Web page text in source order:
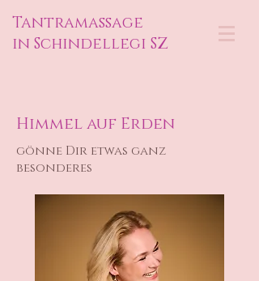
Tantramassage
in Schindellegi SZ
Himmel auf Erden
gönne Dir etwas ganz
besonderes